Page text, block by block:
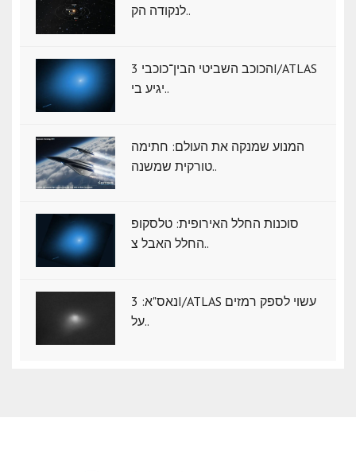
לנקודה הק..
הכוכב השביטי הבין־כוכבי 3I/ATLAS
יגיע בי..
המנוע שמנקה את העולם: חתימה
טורקית שמשנה..
סוכנות החלל האירופית: טלסקופ
החלל האבל צ..
נאס"א: ‏3I/ATLAS עשוי לספק רמזים
על..